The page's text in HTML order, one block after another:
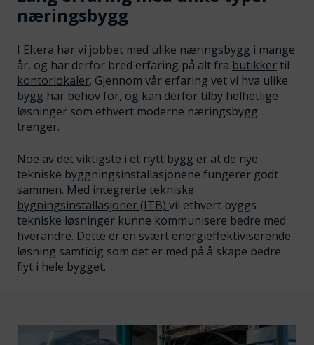
næringsbygg
I Eltera har vi jobbet med ulike næringsbygg i mange
år, og har derfor bred erfaring på alt fra butikkertil
kontorlokaler. Gjennom vår erfaring vet vi hva ulike
bygg har behov for, og kan derfor tilby helhetlige
løsninger som ethvert moderne næringsbygg
trenger.
Noe av det viktigste i et nytt bygg er at de nye
tekniske byggningsinstallasjonene fungerer godt
sammen. Med integrerte tekniske
bygningsinstallasjoner (ITB) vil ethvert byggs
tekniske løsninger kunne kommunisere bedre med
hverandre. Dette er en svært energieffektiviserende
løsning samtidig som det er med på å skape bedre
flyt i hele bygget.